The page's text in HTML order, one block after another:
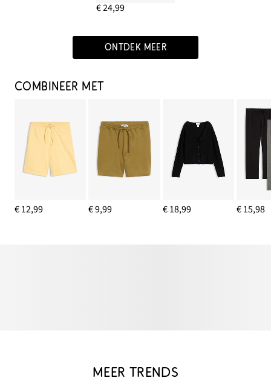
€ 24,99
ONTDEK MEER
COMBINEER MET
€ 12,99 € 9,99 € 18,99 € 15,98
MEER TRENDS